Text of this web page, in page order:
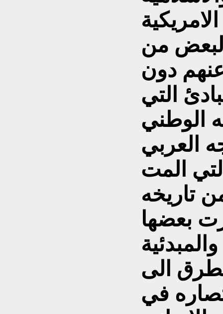
من
عنهم دون
التي
الوطني
المت
تاريخه
بعضها
الى
في